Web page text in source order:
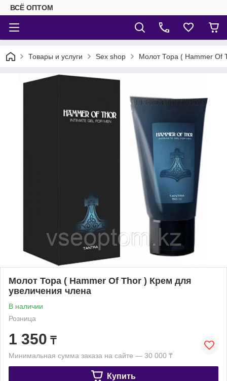
ВСЁ ОПТОМ
Товары и услуги Sex shop Молот Тора ( Hammer Of
Молот Тора ( Hammer Of Thor ) Крем для
увеличения члена
В наличии
Розница
1 350 ₸
Минимальная сумма заказа на сайте — 30 000 ₸
Купить